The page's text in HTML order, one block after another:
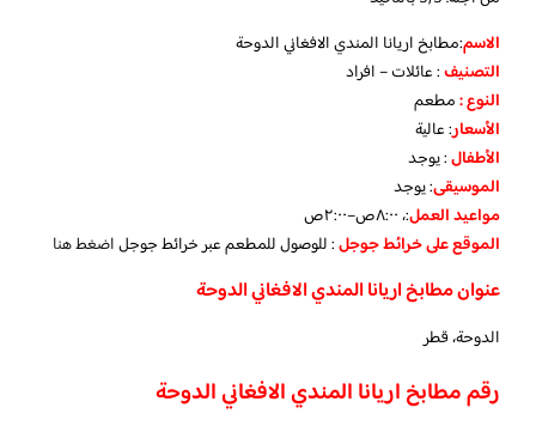
الاسم:مطابخ اريانا المندي الافغاني الدوحة
التصنيف: عائلات – افراد
النوع :مطعم
الأسعار:عالية
الأطفال:يوجد
الموسيقى:يوجد
مواعيد العمل:، ٨:٠٠ص–٢:٠٠ص
الموقع على خرائط جوجل: للوصول للمطعم عبر خرائط جوجلاضغط هنا
عنوان مطابخ اريانا المندي الافغاني الدوحة
الدوحة، قطر
رقم مطابخ اريانا المندي الافغاني الدوحة